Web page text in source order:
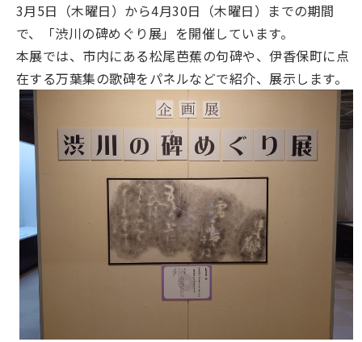
3月5日（木曜日）から4月30日（木曜日）までの期間
で、「渋川の碑めぐり展」を開催しています。
本展では、市内にある松尾芭蕉の句碑や、伊香保町に点
在する万葉集の歌碑をパネルなどで紹介、展示します。